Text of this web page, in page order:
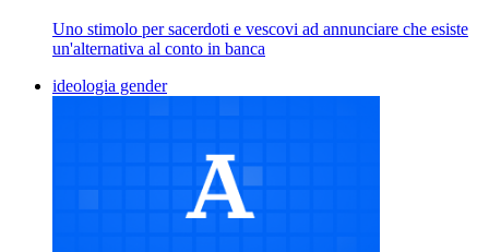
Uno stimolo per sacerdoti e vescovi ad annunciare che esiste
un'alternativa al conto in banca
ideologia gender